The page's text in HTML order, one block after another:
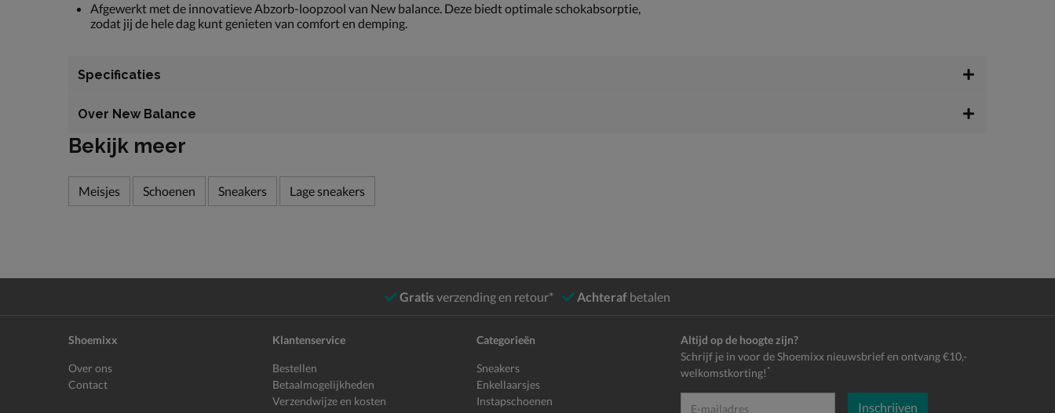
Afgewerkt met de innovatieve Abzorb-loopzool van New balance. Deze biedt optimale schokabsorptie,
zodat jij de hele dag kunt genieten van comfort en demping.
Specificaties
Over New Balance
Bekijk meer
Meisjes Schoenen Sneakers Lage sneakers
Gratisverzending en retour* Achteraf betalen
Shoemixx
Over ons
Contact
Klantenservice
Bestellen
Betaalmogelijkheden
Verzendwijze en kosten
Categorieën
Sneakers
Enkellaarsjes
Instapschoenen
Altijd op de hoogte zijn?
Schrijf je in voor de Shoemixx nieuwsbrief en ontvang €10,-
welkomstkorting! *
E-mailadres Inschrijven